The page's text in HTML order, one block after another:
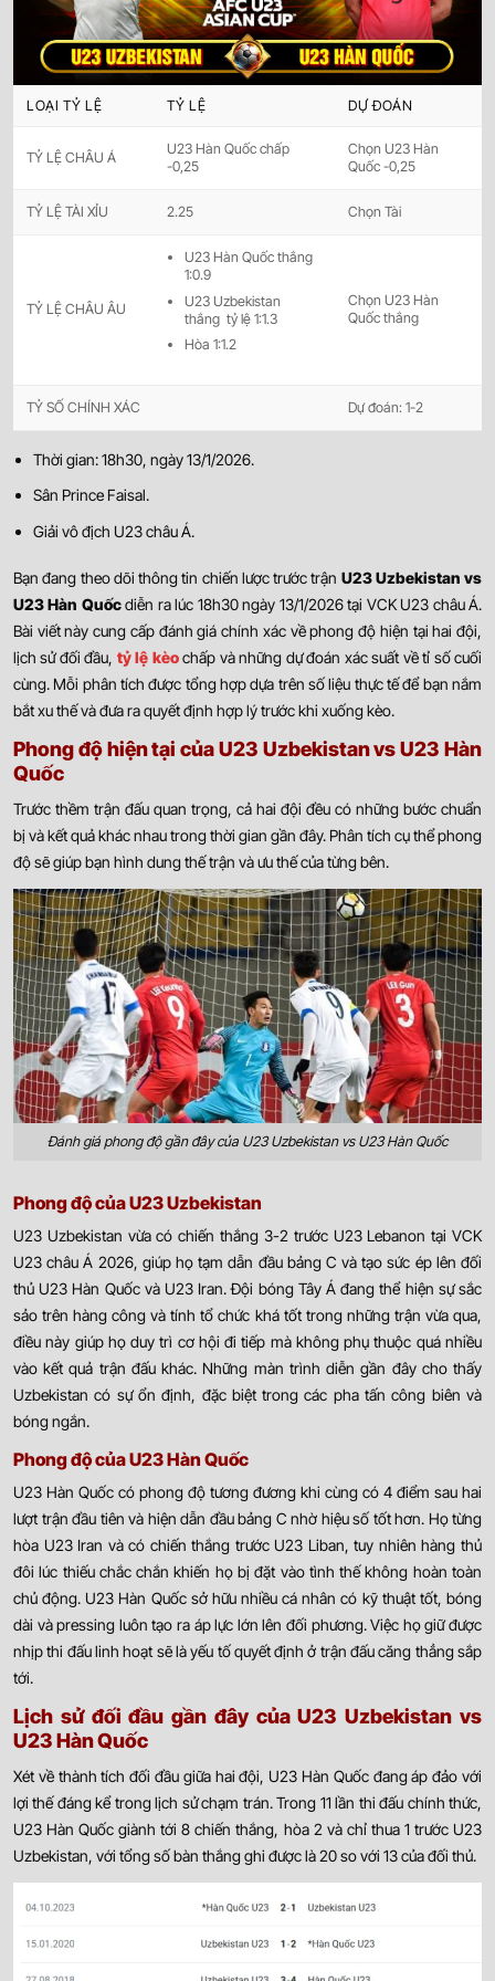
LOẠI TỶ LỆ TỶ LỆ DỰ ĐOÁN
TỶ LỆ CHÂU Á
U23 Hàn Quốc chấp
-0,25
Chọn U23 Hàn
Quốc -0,25
TỶ LỆ TÀI XỈU 2.25 Chọn Tài
TỶ LỆ CHÂU ÂU
U23 Hàn Quốc thắng
1:0.9
U23 Uzbekistan
thắng tỷ lệ 1:1.3
Hòa 1:1.2
Chọn U23 Hàn
Quốc thắng
TỶ SỐ CHÍNH XÁC Dự đoán: 1-2
Thời gian: 18h30, ngày 13/1/2026.
Sân Prince Faisal.
Giải vô địch U23 châu Á.
Bạn đang theo dõi thông tin chiến lược trước trận U23 Uzbekistan vs
U23 Hàn Quốcdiễn ra lúc 18h30 ngày 13/1/2026 tại VCK U23 châu Á.
Bài viết này cung cấp đánh giá chính xác về phong độ hiện tại hai đội,
lịch sử đối đầu, tỷ lệ kèochấp và những dự đoán xác suất về tỉ số cuối
cùng. Mỗi phân tích được tổng hợp dựa trên số liệu thực tế để bạn nắm
bắt xu thế và đưa ra quyết định hợp lý trước khi xuống kèo.
Phong độ hiện tại của U23 Uzbekistan vs U23 Hàn
Quốc
Trước thềm trận đấu quan trọng, cả hai đội đều có những bước chuẩn
bị và kết quả khác nhau trong thời gian gần đây. Phân tích cụ thể phong
độ sẽ giúp bạn hình dung thế trận và ưu thế của từng bên.
Đánh giá phong độ gần đây của U23 Uzbekistan vs U23 Hàn Quốc
Phong độ của U23 Uzbekistan
U23 Uzbekistan vừa có chiến thắng 3-2 trước U23 Lebanon tại VCK
U23 châu Á 2026, giúp họ tạm dẫn đầu bảng C và tạo sức ép lên đối
thủ U23 Hàn Quốc và U23 Iran. Đội bóng Tây Á đang thể hiện sự sắc
sảo trên hàng công và tính tổ chức khá tốt trong những trận vừa qua,
điều này giúp họ duy trì cơ hội đi tiếp mà không phụ thuộc quá nhiều
vào kết quả trận đấu khác. Những màn trình diễn gần đây cho thấy
Uzbekistan có sự ổn định, đặc biệt trong các pha tấn công biên và
bóng ngắn.
Phong độ của U23 Hàn Quốc
U23 Hàn Quốc có phong độ tương đương khi cùng có 4 điểm sau hai
lượt trận đầu tiên và hiện dẫn đầu bảng C nhờ hiệu số tốt hơn. Họ từng
hòa U23 Iran và có chiến thắng trước U23 Liban, tuy nhiên hàng thủ
đôi lúc thiếu chắc chắn khiến họ bị đặt vào tình thế không hoàn toàn
chủ động. U23 Hàn Quốc sở hữu nhiều cá nhân có kỹ thuật tốt, bóng
dài và pressing luôn tạo ra áp lực lớn lên đối phương. Việc họ giữ được
nhịp thi đấu linh hoạt sẽ là yếu tố quyết định ở trận đấu căng thẳng sắp
tới.
Lịch sử đối đầu gần đây của U23 Uzbekistan vs
U23 Hàn Quốc
Xét về thành tích đối đầu giữa hai đội, U23 Hàn Quốc đang áp đảo với
lợi thế đáng kể trong lịch sử chạm trán. Trong 11 lần thi đấu chính thức,
U23 Hàn Quốc giành tới 8 chiến thắng, hòa 2 và chỉ thua 1 trước U23
Uzbekistan, với tổng số bàn thắng ghi được là 20 so với 13 của đối thủ.